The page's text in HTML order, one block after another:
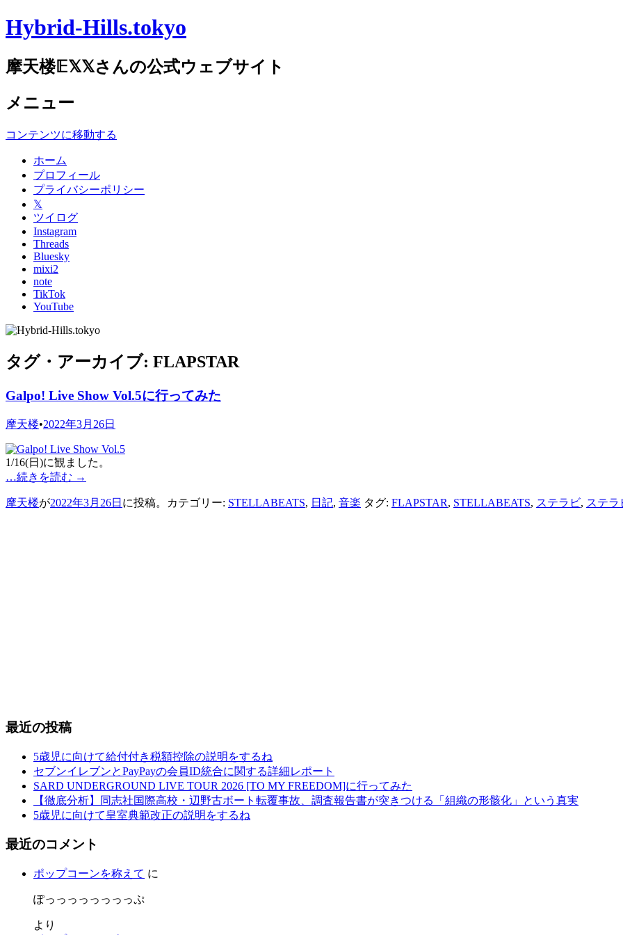
Hybrid-Hills.tokyo
摩天楼𝔼𝕏𝕏さんの公式ウェブサイト
メニュー
コンテンツに移動する
ホーム
プロフィール
プライバシーポリシー
𝕏
ツイログ
Instagram
Threads
Bluesky
mixi2
note
TikTok
YouTube
タグ・アーカイブ: FLAPSTAR
Galpo! Live Show Vol.5に行ってみた
摩天楼•2022年3月26日
1/16(日)に観ました。
…続きを読む →
摩天楼が2022年3月26日 に投稿。カテゴリー: STELLABEATS, 日記, 音楽 タグ: FLAPSTAR, STELLABEATS, ステラビ, ステラ
最近の投稿
5歳児に向けて給付付き税額控除の説明をするね
セブンイレブンとPayPayの会員ID統合に関する詳細レポート
SARD UNDERGROUND LIVE TOUR 2026 [TO MY FREEDOM]に行ってみた
【徹底分析】同志社国際高校・辺野古ボート転覆事故、調査報告書が突きつける「組織の形骸化」という真実
5歳児に向けて皇室典範改正の説明をするね
最近のコメント
ポップコーンを称えて に
ぽっっっっっっっっぷ
より